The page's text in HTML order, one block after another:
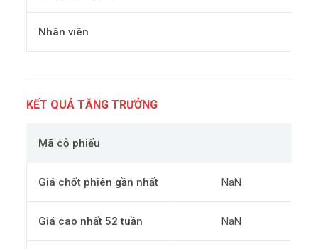
Nhân viên
KẾT QUẢ TĂNG TRƯỞNG
Mã cỗ phiếu
Giá chốt phiên gần nhất NaN
Giá cao nhất 52 tuần NaN